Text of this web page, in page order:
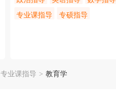
专业课指导
专硕指导
专业课指导 > 教育学